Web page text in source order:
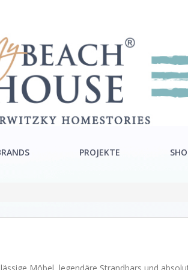
House
PROJEKTE